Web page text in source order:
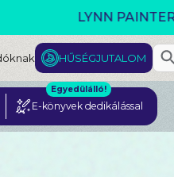
L. J. SHEN:
HŰSÉGJUTALOM
E-könyvek dedikálással
Egyedülálló!